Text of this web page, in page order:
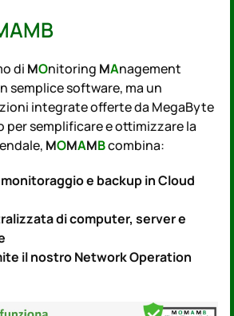
di MOnitoring MAnagement
semplice software, ma un
integrate offerte da MegaByte
per semplificare e ottimizzare la
MOMAMBcombina:
e backup in Cloud
di computer, server e
il nostro Network Operation